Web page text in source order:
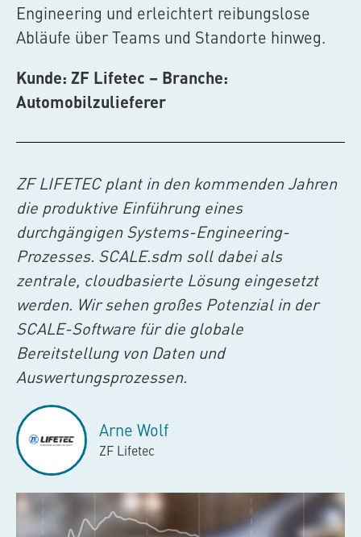
Engineering und erleichtert reibungslose
Abläufe über Teams und Standorte hinweg.
Kunde: ZF Lifetec – Branche:
Automobilzulieferer
ZF LIFETEC plant in den kommenden Jahren
die produktive Einführung eines
durchgängigen Systems-Engineering-
Prozesses. SCALE.sdm soll dabei als
zentrale, cloudbasierte Lösung eingesetzt
werden. Wir sehen großes Potenzial in der
SCALE-Software für die globale
Bereitstellung von Daten und
Auswertungsprozessen.
Arne Wolf
ZF Lifetec